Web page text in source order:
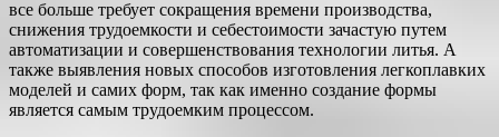
все больше требует сокращения времени производства,
снижения трудоемкости и себестоимости зачастую путем
автоматизации и совершенствования технологии литья. А
также выявления новых способов изготовления легкоплавких
моделей и самих форм, так как именно создание формы
является самым трудоемким процессом.